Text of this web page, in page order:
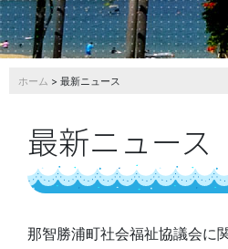
ホーム > 最新ニュース
最新ニュース
那智勝浦町社会福祉協議会に